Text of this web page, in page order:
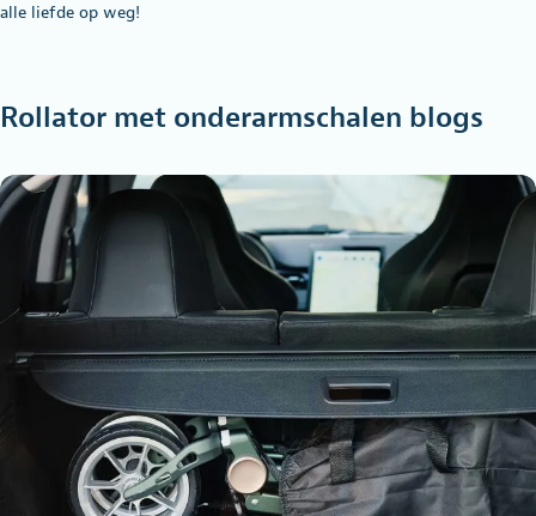
alle liefde op weg!
Rollator met onderarmschalen blogs